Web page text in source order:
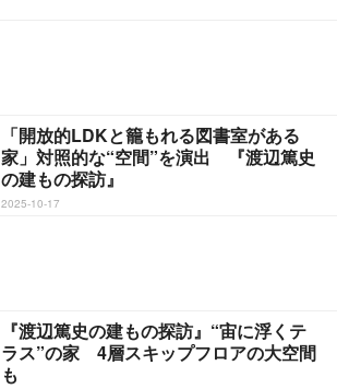
「開放的LDKと籠もれる図書室がある
家」対照的な“空間”を演出 『渡辺篤史
の建もの探訪』
2025-10-17
『渡辺篤史の建もの探訪』“宙に浮くテ
ラス”の家 4層スキップフロアの大空間
も